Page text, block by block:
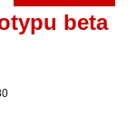
beta